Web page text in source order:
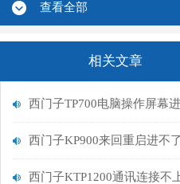
查看全部
相关文章
西门子KP900来回重启进不
西门子KTP1200通讯连接不